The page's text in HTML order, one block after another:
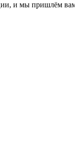
и мы пришлём